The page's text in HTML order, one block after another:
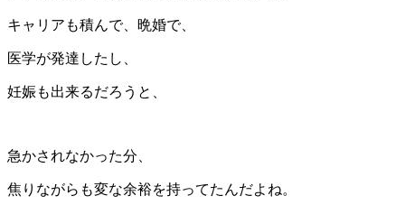
キャリアも積んで、晩婚で、
医学が発達したし、
妊娠も出来るだろうと、
急かされなかった分、
焦りながらも変な余裕を持ってたんだよね。